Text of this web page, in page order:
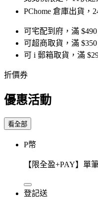
PChome 倉庫出貨，
可宅配到府，滿
可超商取貨，滿
可 i 郵箱取貨，滿
折價券
優惠活動
看全部
P幣
【限全盈+PAY】單
登記送